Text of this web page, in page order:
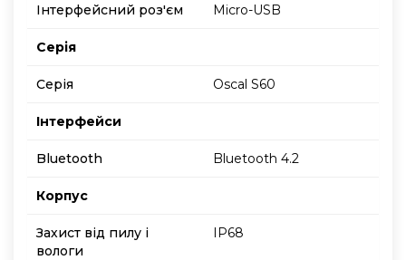
Інтерфейсний роз'єм Micro-USB
Серія
Серія Oscal S60
Інтерфейси
Bluetooth Bluetooth 4.2
Корпус
Захист від пилу і
вологи
IP68